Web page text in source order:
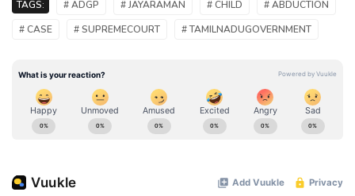
TAGS: # ADGP # JAYARAMAN # CHILD
# ABDUCTION
# CASE
# SUPREMECOURT # TAMILNADUGOVERNMENT